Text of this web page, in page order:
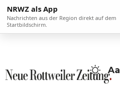
NRWZ als App
Nachrichten aus der Region direkt auf dem
Startbildschirm.
Aa